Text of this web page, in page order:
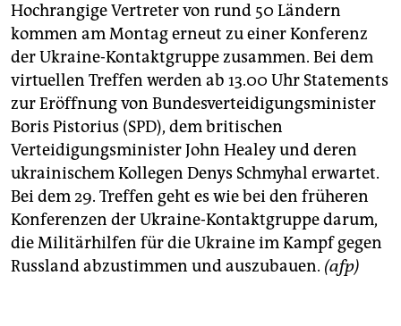
Hochrangige Vertreter von rund 50 Ländern
kommen am Montag erneut zu einer Konferenz
der Ukraine-Kontaktgruppe zusammen. Bei dem
virtuellen Treffen werden ab 13.00 Uhr Statements
zur Eröffnung von Bundesverteidigungsminister
Boris Pistorius (SPD), dem britischen
Verteidigungsminister John Healey und deren
ukrainischem Kollegen Denys Schmyhal erwartet.
Bei dem 29. Treffen geht es wie bei den früheren
Konferenzen der Ukraine-Kontaktgruppe darum,
die Militärhilfen für die Ukraine im Kampf gegen
Russland abzustimmen und auszubauen. (afp)